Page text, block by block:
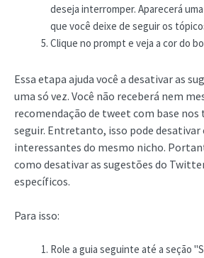
deseja interromper. Aparecerá
que você deixe de seguir os
Clique no prompt e veja a cor do
Essa etapa ajuda você a desativar as
uma só vez. Você não receberá nem
recomendação de tweet com base nos
seguir. Entretanto, isso pode
interessantes do mesmo nicho.
como desativar as sugestões do
específicos.
Para isso:
Role a guia seguinte até a seção